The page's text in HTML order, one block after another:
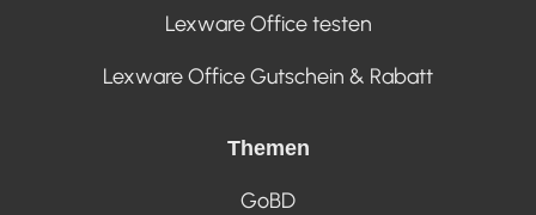
Lexware Office testen
Lexware Office Gutschein & Rabatt
Themen
GoBD